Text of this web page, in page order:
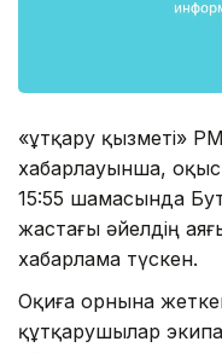
«Құтқару қызметі»
хабарлауынша,
15:55 шамасында
жастағы әйелдің
хабарлама түскен.
Оқиға орнына
құтқарушылар